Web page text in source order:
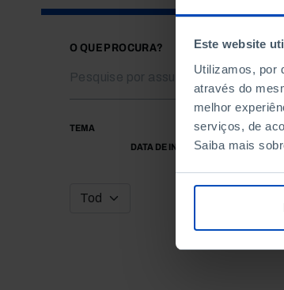
Este website
Utilizamos, por
através do
melhor
serviços, de
Saiba mais
O QUE PROCURA?
TEMA
DATA DE INÍCIO